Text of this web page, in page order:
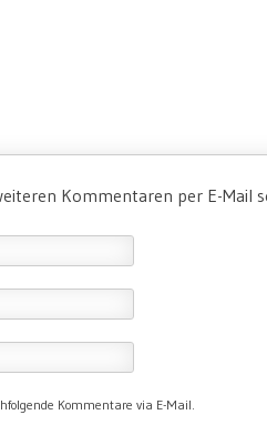
Kommentaren per E-Mail
Kommentare via E-Mail.